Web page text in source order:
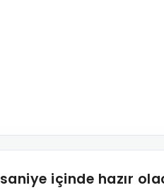
saniye içinde hazır